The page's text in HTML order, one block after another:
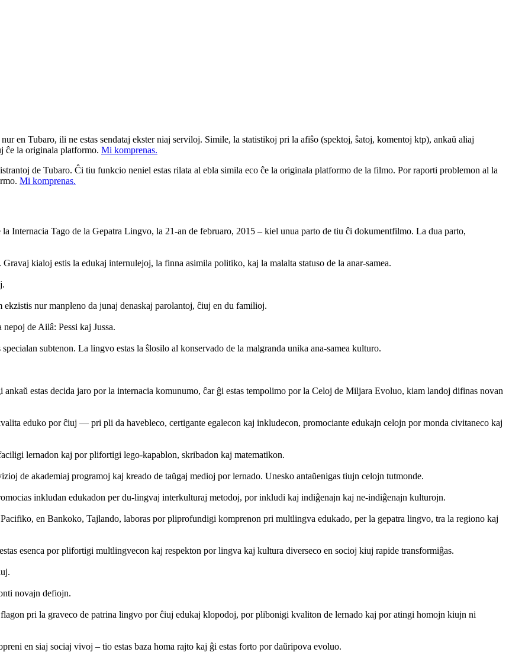
en Tubaro, ili ne estas sendataj ekster niaj serviloj. Simile, la statistikoj pri la afiŝo (spektoj, ŝatoj, komentoj ktp), ankaŭ aliaj
ĉe la originala platformo. Mi komprenas.
de Tubaro. Ĉi tiu funkcio neniel estas rilata al ebla simila eco ĉe la originala platformo de la filmo. Por raporti problemon al la
Mi komprenas.
Internacia Tago de la Gepatra Lingvo, la 21-an de februaro, 2015 – kiel unua parto de tiu ĉi dokumentfilmo. La dua parto,
kialoj estis la edukaj internulejoj, la finna asimila politiko, kaj la malalta statuso de la anar-samea.
nur manpleno da junaj denaskaj parolantoj, ĉiuj en du familioj.
de Ailâ: Pessi kaj Jussa.
subtenon. La lingvo estas la ŝlosilo al konservado de la malgranda unika ana-samea kulturo.
estas decida jaro por la internacia komunumo, ĉar ĝi estas tempolimo por la Celoj de Miljara Evoluo, kiam landoj difinas novan
eduko por ĉiuj — pri pli da havebleco, certigante egalecon kaj inkludecon, promociante edukajn celojn por monda civitaneco kaj
lernadon kaj por plifortigi lego-kapablon, skribadon kaj matematikon.
de akademiaj programoj kaj kreado de taŭgaj medioj por lernado. Unesko antaŭenigas tiujn celojn tutmonde.
inkludan edukadon per du-lingvaj interkulturaj metodoj, por inkludi kaj indiĝenajn kaj ne-indiĝenajn kulturojn.
en Bankoko, Tajlando, laboras por pliprofundigi komprenon pri multlingva edukado, per la gepatra lingvo, tra la regiono kaj
esenca por plifortigi multlingvecon kaj respekton por lingva kaj kultura diverseco en socioj kiuj rapide transformiĝas.
novajn defiojn.
pri la graveco de patrina lingvo por ĉiuj edukaj klopodoj, por plibonigi kvaliton de lernado kaj por atingi homojn kiujn ni
en siaj sociaj vivoj – tio estas baza homa rajto kaj ĝi estas forto por daŭripova evoluo.